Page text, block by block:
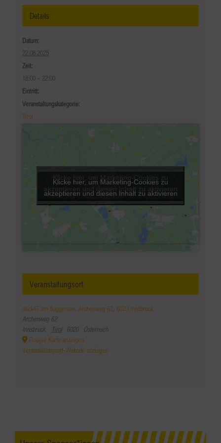
Details
Datum:
22.08.2025
Zeit:
18:00 - 22:00
Eintritt:
Veranstaltungskategorie:
Tirol
Veranstaltungsort
deck47 am Baggersee, Archenweg 62, 6020 Innsbruck
Archenweg 62
Innsbruck, Tirol 6020
Österreich
Google Karte anzeigen
Veranstaltungsort-Website anzeigen
Klicke hier, um Marketing-Cookies zu
akzeptieren und diesen Inhalt zu aktivieren
Klicke hier, um Marketing-Cookies zu
akzeptieren und diesen Inhalt zu aktivieren